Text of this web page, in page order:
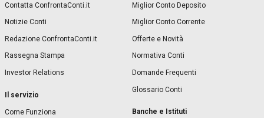
Contatta ConfrontaConti.it
Notizie Conti
Redazione ConfrontaConti.it
Rassegna Stampa
Investor Relations
Il servizio
Come Funziona
Miglior Conto Deposito
Miglior Conto Corrente
Offerte e Novità
Normativa Conti
Domande Frequenti
Glossario Conti
Banche e Istituti